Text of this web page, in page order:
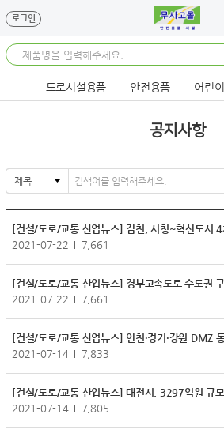
메뉴 바로가기
로그인
도로시설용품 안전용품 어린
공지사항
[건설/도로/교통 산업뉴스] 김천, 시청~혁신도시 4
2021-07-22
7,661
[건설/도로/교통 산업뉴스] 경부고속도로 수도권
2021-07-22
7,661
[건설/도로/교통 산업뉴스] 인천·경기·강원 DMZ
2021-07-14
7,833
2021-07-14
7,805